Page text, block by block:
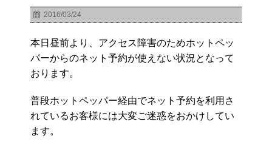
2016/03/24
本日昼前より、アクセス障害のためホットペッ
パーからのネット予約が使えない状況となって
おります。
普段ホットペッパー経由でネット予約を利用さ
れているお客様には大変ご迷惑をおかけしてい
ます。